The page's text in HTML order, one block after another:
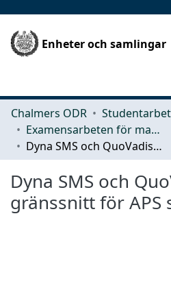
Enheter och samlingar
Chalmers ODR
Examensarbeten för masterexamen
Dyna SMS och QuoVadis, GIS gränssnitt för APS system
Dyna SMS och
gränssnitt för APS